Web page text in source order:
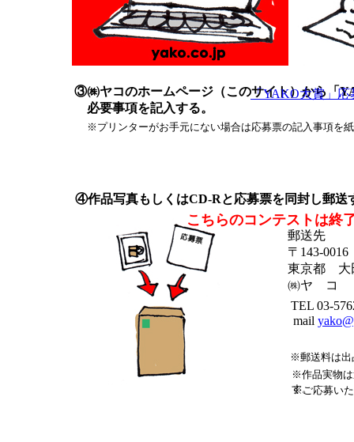
こちらのコンテストは終
④作品写真もしくはCD-Rと応募票を同封し郵送
※プリンターがお手元にない場合は応募票の記入事項を
「YAKO大賞」応
③㈱ヤコのホームページ（このサイト）から「
必要事項を記入する。
郵送先
〒143-0016
東京都 大
㈱ヤ コ
TEL 03-
※ご応募いた
※作品実物は
す。
※郵送料は出
mail